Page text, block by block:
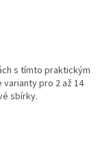
s tímto praktickým
varianty pro 2 až 14
sbírky.